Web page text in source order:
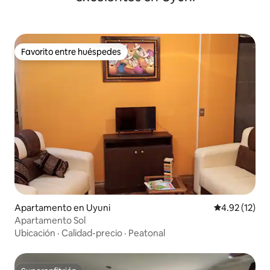
Favorito entre huéspedes
Favorito entre huéspedes
Apartamento en Uyuni Calificación
4.92 (12)
Apartamento Sol
Ubicación · Calidad-precio · Peatonal